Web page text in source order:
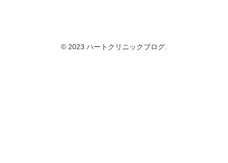
© 2023 ハートクリニックブログ.